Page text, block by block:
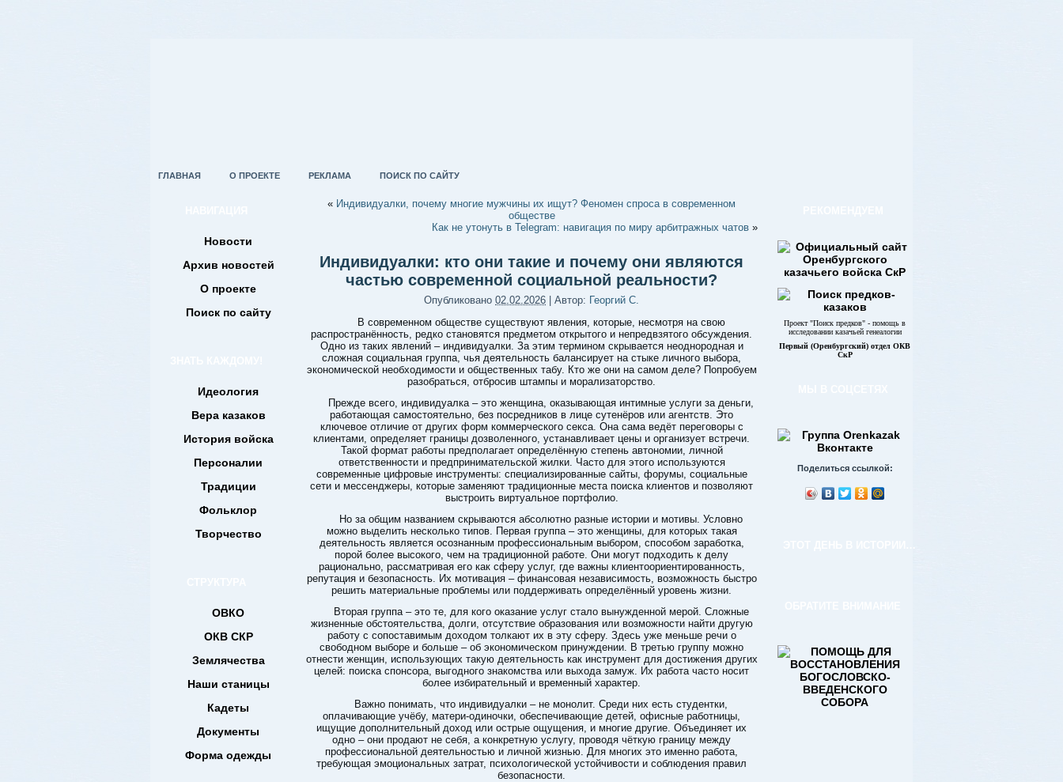
ГЛАВНАЯ О ПРОЕКТЕ РЕКЛАМА ПОИСК ПО САЙТУ
Новости
Архив новостей
О проекте
Поиск по сайту
Идеология
Вера казаков
История войска
Персоналии
Традиции
Фольклор
Творчество
ОВКО
ОКВ СКР
Землячества
Наши станицы
Кадеты
Документы
Форма одежды
« Индивидуалки, почему многие мужчины их ищут? Феномен спроса в современном
обществе
Как не утонуть в Telegram: навигация по миру арбитражных чатов »
Индивидуалки: кто они такие и почему они являются
частью современной социальной реальности?
Опубликовано 02.02.2026 Автор: Георгий С.
В современном обществе существуют явления, которые, несмотря на свою
распространённость, редко становятся предметом открытого и непредвзятого обсуждения.
Одно из таких явлений – индивидуалки. За этим термином скрывается неоднородная и
сложная социальная группа, чья деятельность балансирует на стыке личного выбора,
экономической необходимости и общественных табу. Кто же они на самом деле? Попробуем
разобраться, отбросив штампы и морализаторство.
Прежде всего, индивидуалка – это женщина, оказывающая интимные услуги за деньги,
работающая самостоятельно, без посредников в лице сутенёров или агентств. Это
ключевое отличие от других форм коммерческого секса. Она сама ведёт переговоры с
клиентами, определяет границы дозволенного, устанавливает цены и организует встречи.
Такой формат работы предполагает определённую степень автономии, личной
ответственности и предпринимательской жилки. Часто для этого используются
современные цифровые инструменты: специализированные сайты, форумы, социальные
сети и мессенджеры, которые заменяют традиционные места поиска клиентов и позволяют
выстроить виртуальное портфолио.
Но за общим названием скрываются абсолютно разные истории и мотивы. Условно
можно выделить несколько типов. Первая группа – это женщины, для которых такая
деятельность является осознанным профессиональным выбором, способом заработка,
порой более высокого, чем на традиционной работе. Они могут подходить к делу
рационально, рассматривая его как сферу услуг, где важны клиентоориентированность,
репутация и безопасность. Их мотивация – финансовая независимость, возможность быстро
решить материальные проблемы или поддерживать определённый уровень жизни.
Вторая группа – это те, для кого оказание услуг стало вынужденной мерой. Сложные
жизненные обстоятельства, долги, отсутствие образования или возможности найти другую
работу с сопоставимым доходом толкают их в эту сферу. Здесь уже меньше речи о
свободном выборе и больше – об экономическом принуждении. В третью группу можно
отнести женщин, использующих такую деятельность как инструмент для достижения других
целей: поиска спонсора, выгодного знакомства или выхода замуж. Их работа часто носит
более избирательный и временный характер.
Важно понимать, что индивидуалки – не монолит. Среди них есть студентки,
оплачивающие учёбу, матери-одиночки, обеспечивающие детей, офисные работницы,
ищущие дополнительный доход или острые ощущения, и многие другие. Объединяет их
одно – они продают не себя, а конкретную услугу, проводя чёткую границу между
профессиональной деятельностью и личной жизнью. Для многих это именно работа,
требующая эмоциональных затрат, психологической устойчивости и соблюдения правил
безопасности.
Проект "Поиск предков" - помощь в
исследовании казачьей генеалогии
Первый (Оренбургский) отдел ОКВ
СкР
Поделиться ссылкой:
ЭТОТ ДЕНЬ В ИСТОРИИ…